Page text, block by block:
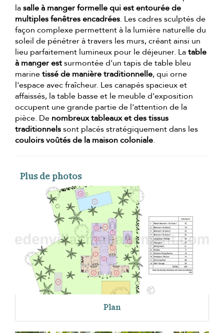
lasalle à manger formelle qui est entourée de
multiples fenêtres encadrées. Les cadres sculptés de
façon complexe permettent à la lumière naturelle du
soleil de pénétrer à travers les murs, créant ainsi un
lieu parfaitement lumineux pour le déjeuner. Latable
à manger estsurmontée d'un tapis de table bleu
marinetissé de manière traditionnelle, qui orne
l'espace avec fraîcheur. Les canapés spacieux et
affaissés, la table basse et le meuble d'exposition
occupent une grande partie de l'attention de la
pièce. De nombreux tableaux et des tissus
traditionnelssont placés stratégiquement dans les
couloirs voûtés de la maison coloniale.
Plus de photos
Plan